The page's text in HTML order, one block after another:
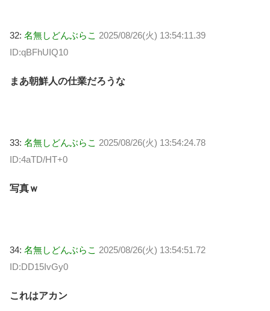
32: 名無しどんぶらこ 2025/08/26(火) 13:54:11.39
ID:qBFhUIQ10
まあ朝鮮人の仕業だろうな
33: 名無しどんぶらこ 2025/08/26(火) 13:54:24.78
ID:4aTD/HT+0
写真ｗ
34: 名無しどんぶらこ 2025/08/26(火) 13:54:51.72
ID:DD15IvGy0
これはアカン